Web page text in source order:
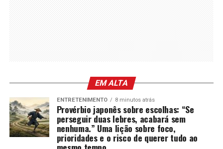
EM ALTA
ENTRETENIMENTO 8 minutos atrás
Provérbio japonês sobre escolhas: “Se
perseguir duas lebres, acabará sem
nenhuma.” Uma lição sobre foco,
prioridades e o risco de querer tudo ao